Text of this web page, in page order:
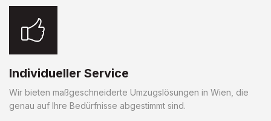
Individueller Service
Wir bieten maßgeschneiderte Umzugslösungen in Wien, die
genau auf Ihre Bedürfnisse abgestimmt sind.